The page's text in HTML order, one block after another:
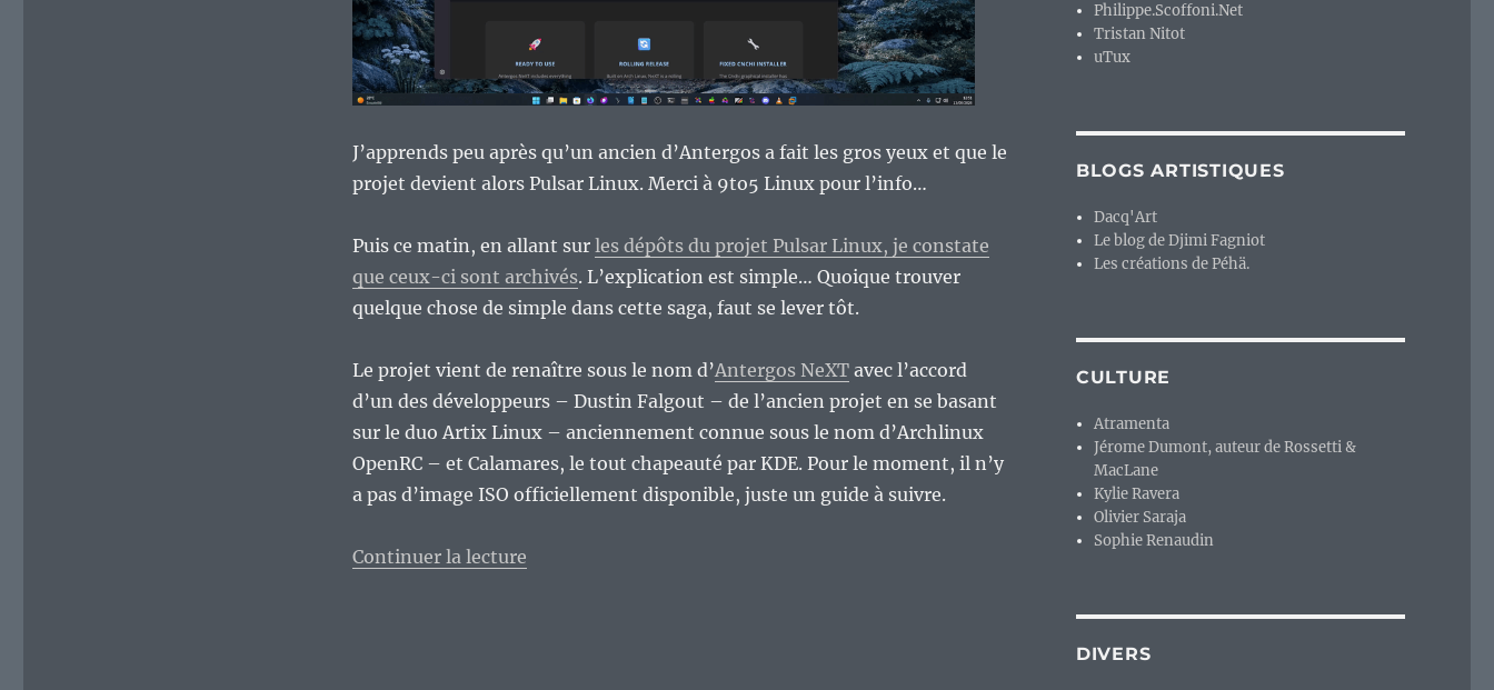
J’apprends peu après qu’un ancien d’Antergos a fait les gros yeux et que le
projet devient alors Pulsar Linux. Merci à 9to5 Linux pour l’info…
Puis ce matin, en allant sur les dépôts du projet Pulsar Linux, je constate
que ceux-ci sont archivés. L’explication est simple… Quoique trouver
quelque chose de simple dans cette saga, faut se lever tôt.
Le projet vient de renaître sous le nom d’Antergos NeXTavec l’accord
d’un des développeurs – Dustin Falgout – de l’ancien projet en se basant
sur le duo Artix Linux – anciennement connue sous le nom d’Archlinux
OpenRC – et Calamares, le tout chapeauté par KDE. Pour le moment, il n’y
a pas d’image ISO officiellement disponible, juste un guide à suivre.
Continuer la lecturede « Ah la saga Antergos NeXT / Pulsar Linux qui part dans tous les sens… »
Philippe.Scoffoni.Net
Tristan Nitot
uTux
BLOGS ARTISTIQUES
Dacq'Art
Le blog de Djimi Fagniot
Les créations de Péhä.
CULTURE
Atramenta
Jérome Dumont, auteur de Rossetti &
MacLane
Kylie Ravera
Olivier Saraja
Sophie Renaudin
DIVERS